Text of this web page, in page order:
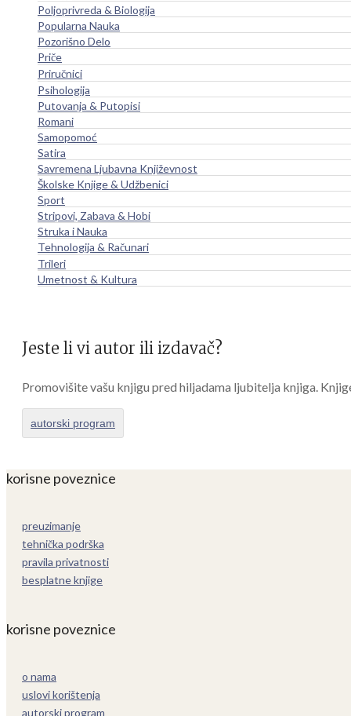
Poljoprivreda & Biologija
Popularna Nauka
Pozorišno Delo
Priče
Priručnici
Psihologija
Putovanja & Putopisi
Romani
Samopomoć
Satira
Savremena Ljubavna Književnost
Školske Knjige & Udžbenici
Sport
Stripovi, Zabava & Hobi
Struka i Nauka
Tehnologija & Računari
Trileri
Umetnost & Kultura
Jeste li vi autor ili izdavač?
Promovišite vašu knjigu pred hiljadama ljubitelja knjiga.
autorski program
korisne poveznice
preuzimanje
tehnička podrška
pravila privatnosti
besplatne knjige
korisne poveznice
o nama
uslovi korištenja
autorski program